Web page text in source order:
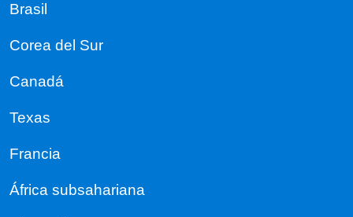
Brasil
Corea del Sur
Canadá
Texas
Francia
África subsahariana